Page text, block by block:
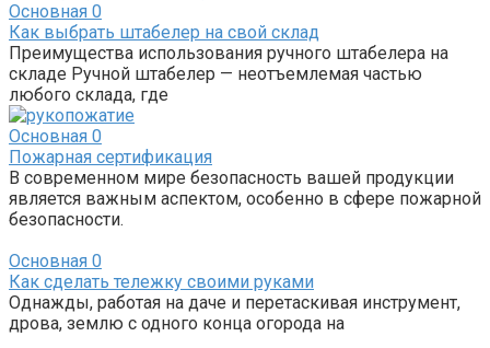
Основная 0
Как выбрать штабелер на свой склад
Преимущества использования ручного штабелера на
складе Ручной штабелер — неотъемлемая частью
любого склада, где
Основная 0
Пожарная сертификация
В современном мире безопасность вашей продукции
является важным аспектом, особенно в сфере пожарной
безопасности.
Основная 0
Как сделать тележку своими руками
Однажды, работая на даче и перетаскивая инструмент,
дрова, землю с одного конца огорода на